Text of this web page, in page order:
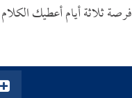
ثلاثة أيام أعطيك الكلام